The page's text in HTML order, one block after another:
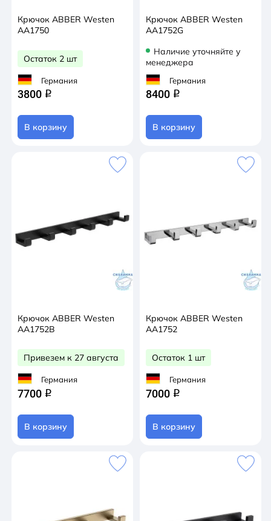
Крючок ABBER Westen
AA1750
Остаток 2 шт
Германия
3800 q
В корзину
Крючок ABBER Westen
AA1752G
Наличие уточняйте у
менеджера
Германия
8400 q
В корзину
Крючок ABBER Westen
AA1752B
Привезем к 27 августа
Германия
7700 q
В корзину
Крючок ABBER Westen
AA1752
Остаток 1 шт
Германия
7000 q
В корзину